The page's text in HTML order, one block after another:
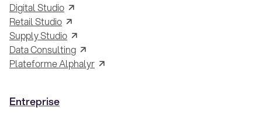
Digital Studio
Retail Studio
Supply Studio
Data Consulting
Plateforme Alphalyr
Entreprise